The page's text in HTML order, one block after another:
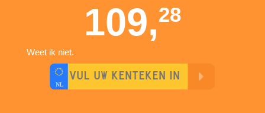
109,28
Weet ik niet.